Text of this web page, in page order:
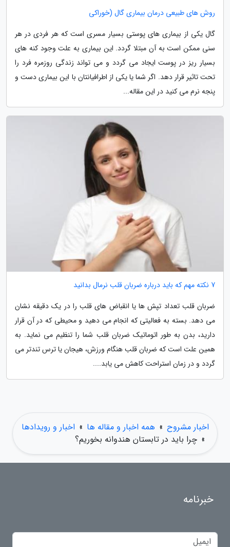
روش های طبیعی درمان بیماری گال (خوراکی
گال یکی از بیماری های پوستی بسیار مسری است که هر فردی در هر
سنی ممکن است به آن مبتلا گردد. این بیماری به علت وجود کنه های
بسیار ریز در پوست ایجاد می گردد و می تواند زندگی روزمره فرد را
تحت تاثیر قرار دهد. اگر شما یا یکی از اطرافیانتان با این بیماری دست و
پنجه نرم می کنید در این مقاله...
7 نکته مهم که باید درباره ضربان قلب نرمال بدانید
ضربان قلب تعداد تپش ها یا انقباض های قلب را در یک دقیقه نشان
می دهد. بسته به فعالیتی که انجام می دهید و محیطی که در آن قرار
دارید، بدن به طور اتوماتیک ضربان قلب شما را تنظیم می نماید. به
همین علت است که ضربان قلب هنگام ورزش، هیجان یا ترس تندتر می
گردد و در زمان استراحت کاهش می یابد....
اخبار مشروح » همه اخبار و مقاله ها » اخبار و رویدادها
» چرا باید در تابستان هندوانه بخوریم؟
خبرنامه